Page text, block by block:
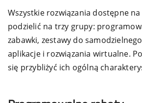
Wszystkie rozwiązania dostępne
podzielić na trzy grupy:
zabawki, zestawy do
aplikacje i rozwiązania wirtualne.
się przybliżyć ich ogólną